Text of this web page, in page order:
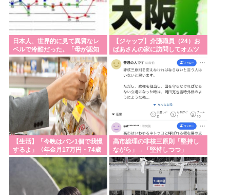
日本人、世界的に見て異質なレ
ベルで冷酷だった。「母が認知
症になったので子供に任せ家を
出ていく等」
【ジャップ】介護職員（24）お
ばあさんの家に訪問してオムツ
とか取り替えたついでに金の延
べ棒を盗み逮捕
【生活】「今晩はパン1個で我慢
するよ」〈年金月17万円・74歳
男性〉物価高で変わった当たり
前の食卓…「1食抜けば、数百円
は使わずに済む」
高市総理の非核三原則「堅持し
ながら」→「堅持しつつ」
→「堅持しており」。記者が変
化を発見し追及